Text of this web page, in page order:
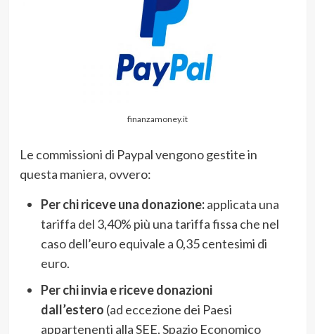
finanzamoney.it
Le commissioni di Paypal vengono gestite in
questa maniera, ovvero:
Per chi riceve una donazione:applicata una
tariffa del 3,40% più una tariffa fissa che nel
caso dell’euro equivale a 0,35 centesimi di
euro.
Per chi invia e riceve donazioni
dall’estero (ad eccezione dei Paesi
appartenenti alla SEE, Spazio Economico